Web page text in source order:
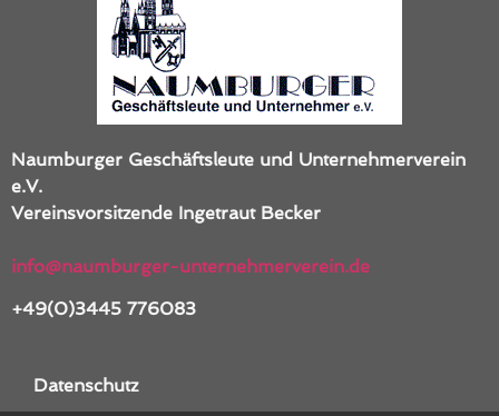
Naumburger Geschäftsleute und Unternehmerverein
e.V.
Vereinsvorsitzende Ingetraut Becker
info@naumburger-unternehmerverein.de
+49(0)3445 776083
Datenschutz